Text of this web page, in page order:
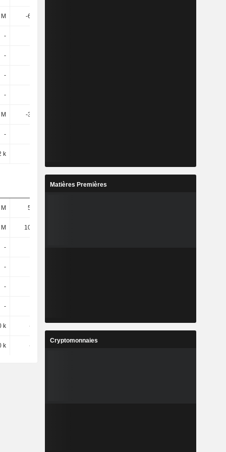
-6,37 M
-
-
-
-
-3,54 M
-
k
5,63 M
10,26 M
-
-
-
-
k -584 k
k -584 k
Matières Premières
Cryptomonnaies